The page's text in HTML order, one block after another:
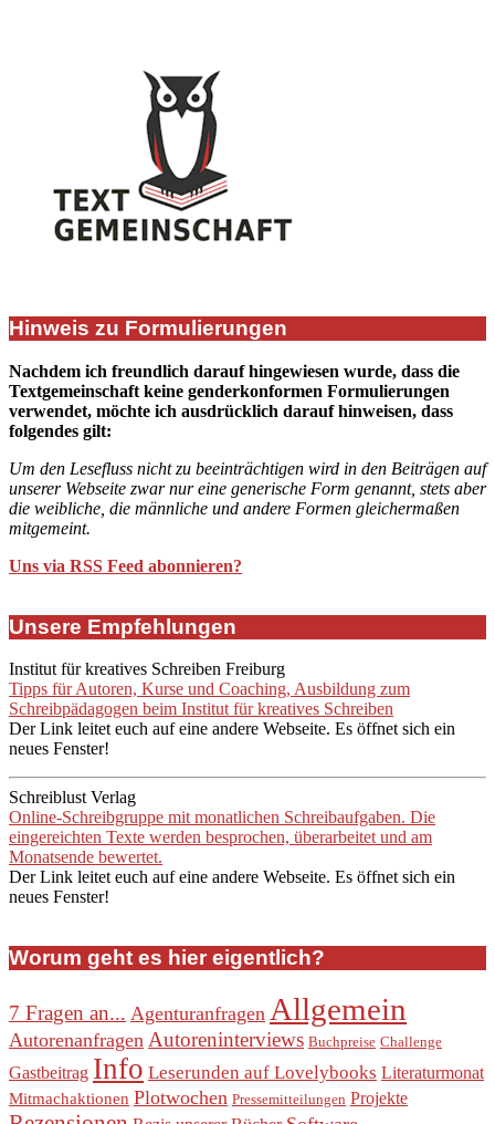
Hinweis zu Formulierungen
Nachdem ich freundlich darauf hingewiesen wurde, dass die
Textgemeinschaft keine genderkonformen Formulierungen
verwendet, möchte ich ausdrücklich darauf hinweisen, dass
folgendes gilt:
Um den Lesefluss nicht zu beeinträchtigen wird in den Beiträgen auf
unserer Webseite zwar nur eine generische Form genannt, stets aber
die weibliche, die männliche und andere Formen gleichermaßen
mitgemeint.
Uns via RSS Feed abonnieren?
Unsere Empfehlungen
Institut für kreatives Schreiben Freiburg
Tipps für Autoren, Kurse und Coaching, Ausbildung zum
Schreibpädagogen beim Institut für kreatives Schreiben
Der Link leitet euch auf eine andere Webseite. Es öffnet sich ein
neues Fenster!
Schreiblust Verlag
Online-Schreibgruppe mit monatlichen Schreibaufgaben. Die
eingereichten Texte werden besprochen, überarbeitet und am
Monatsende bewertet.
Der Link leitet euch auf eine andere Webseite. Es öffnet sich ein
neues Fenster!
Worum geht es hier eigentlich?
7 Fragen an... Agenturanfragen Allgemein
Autorenanfragen Autoreninterviews Buchpreise Challenge
Gastbeitrag Info Leserunden auf Lovelybooks Literaturmonat
Mitmachaktionen Plotwochen Pressemitteilungen Projekte